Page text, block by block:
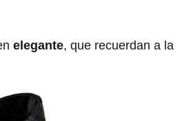
elegante, que recuerdan a la